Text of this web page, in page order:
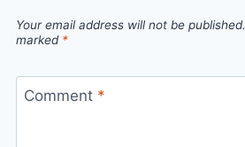
Your email address will not be published.
marked *
Comment *